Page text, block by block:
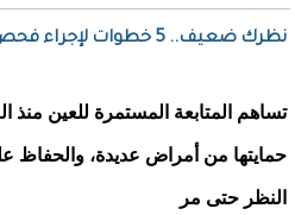
نظرك ضعيف.. 5 خطوات لإجراء فحص عين شامل واختبار النظر
تساهم المتابعة المستمرة للعين منذ
حمايتها من أمراض عديدة، والحفاظ
النظر حتى مر